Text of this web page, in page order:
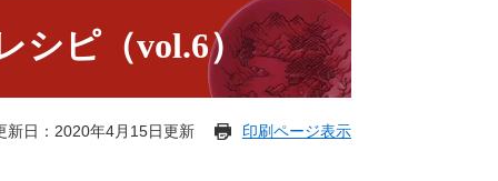
シピ（vol.6）
新日：2020年4月15日更新 印刷ページ表示